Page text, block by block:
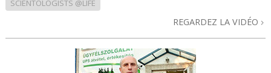
SCIENTOLOGISTS @LIFE
REGARDEZ LA VIDÉO